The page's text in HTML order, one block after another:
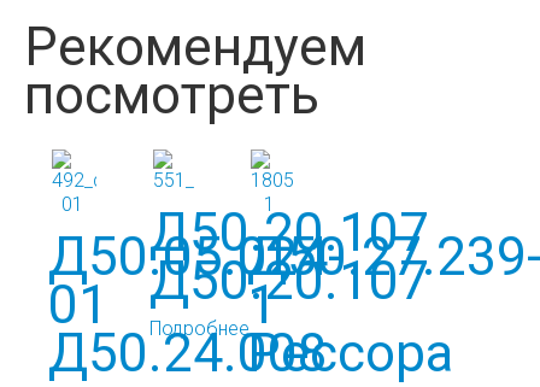
Рекомендуем
посмотреть
Д50.05.024-
01
Д50.24.008
Д50.20.107
Д50.20.107
Подробнее...1
Рессора